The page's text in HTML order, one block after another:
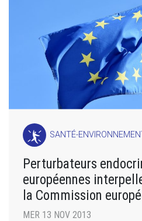
SANTÉ-
Perturbateurs
européennes
la Commission
MER 13 NOV 2013